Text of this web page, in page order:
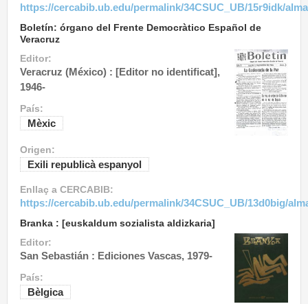
https://cercabib.ub.edu/permalink/34CSUC_UB/15r9idk/
Boletín: órgano del Frente Democràtico Español de
Veracruz
Editor:
Veracruz (México) : [Editor no identificat],
1946-
País:
Mèxic
Origen:
Exili republicà espanyol
Enllaç a CERCABIB:
https://cercabib.ub.edu/permalink/34CSUC_UB/13d0big/
Branka : [euskaldum sozialista aldizkaria]
Editor:
San Sebastián : Ediciones Vascas, 1979-
País:
Bèlgica